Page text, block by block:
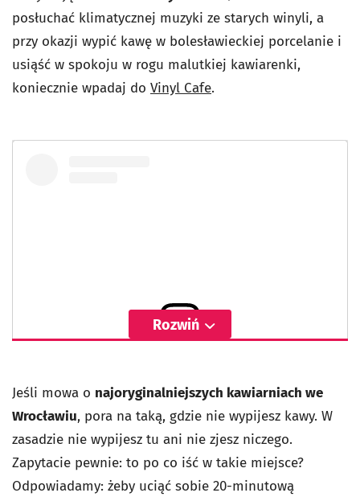
posłuchać klimatycznej muzyki ze starych winyli, a
przy okazji wypić kawę w bolesławieckiej porcelanie i
usiąść w spokoju w rogu malutkiej kawiarenki,
koniecznie wpadaj do Vinyl Cafe.
Rozwiń
Jeśli mowa o najoryginalniejszych kawiarniach we
Wrocławiu, pora na taką, gdzie nie wypijesz kawy. W
zasadzie nie wypijesz tu ani nie zjesz niczego.
Zapytacie pewnie: to po co iść w takie miejsce?
Odpowiadamy: żeby uciąć sobie 20-minutową